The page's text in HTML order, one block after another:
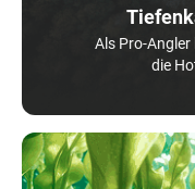
Als Pro-
die